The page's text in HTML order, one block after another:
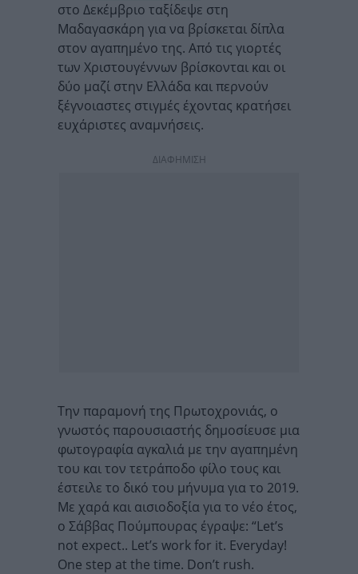
στο Δεκέμβριο ταξίδεψε στη
Μαδαγασκάρη για να βρίσκεται δίπλα
στον αγαπημένο της. Από τις γιορτές
των Χριστουγέννων βρίσκονται και οι
δύο μαζί στην Ελλάδα και περνούν
ξέγνοιαστες στιγμές έχοντας κρατήσει
ευχάριστες αναμνήσεις.
ΔΙΑΦΗΜΙΣΗ
Την παραμονή της Πρωτοχρονιάς, ο
γνωστός παρουσιαστής δημοσίευσε μια
φωτογραφία αγκαλιά με την αγαπημένη
του και τον τετράποδο φίλο τους και
έστειλε το δικό του μήνυμα για το 2019.
Με χαρά και αισιοδοξία για το νέο έτος,
ο Σάββας Πούμπουρας έγραψε: “Let’s
not expect.. Let’s work for it. Everyday!
One step at the time. Don’t rush.